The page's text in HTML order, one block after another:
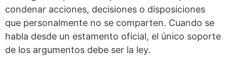
condenar acciones, decisiones o disposiciones
que personalmente no se comparten. Cuando se
habla desde un estamento oficial, el único soporte
de los argumentos debe ser la ley.